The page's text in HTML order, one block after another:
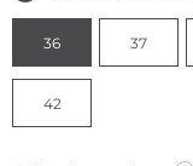
36 37
42